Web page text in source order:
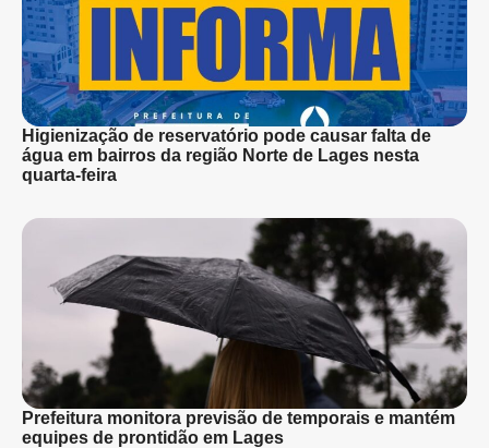
Higienização de reservatório pode causar falta de
água em bairros da região Norte de Lages nesta
quarta-feira
Prefeitura monitora previsão de temporais e mantém
equipes de prontidão em Lages